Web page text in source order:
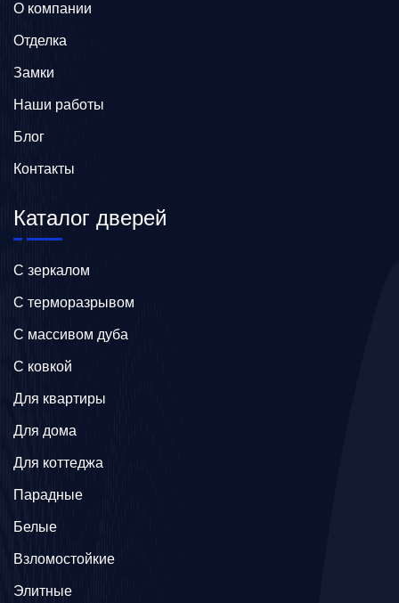
О компании
Отделка
Замки
Наши работы
Блог
Контакты
Каталог дверей
C зеркалом
C терморазрывом
C массивом дуба
C ковкой
Для квартиры
Для дома
Для коттеджа
Парадные
Белые
Взломостойкие
Элитные